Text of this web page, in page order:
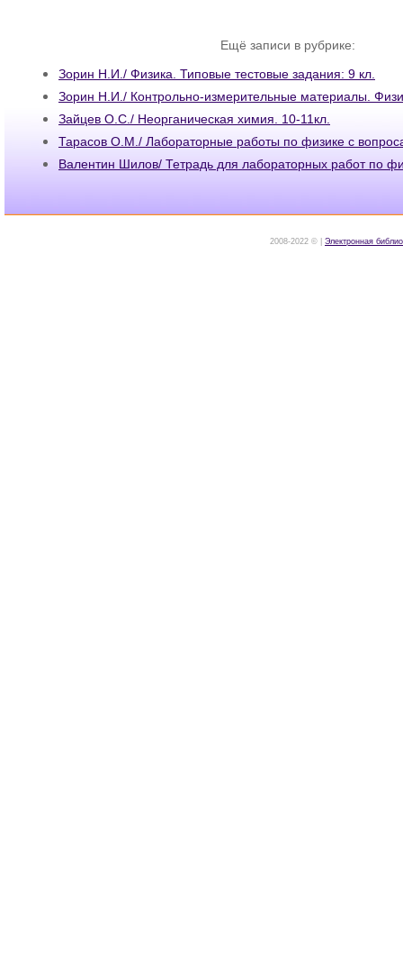
Ещё записи в рубрике:
Зорин Н.И./ Физика. Типовые тестовые задания: 9 кл.
Зорин Н.И./ Контрольно-измерительные материалы.
Зайцев О.С./ Неорганическая химия. 10-11кл.
Тарасов О.М./ Лабораторные работы по физике с
Валентин Шилов/ Тетрадь для лабораторных работ по
2008-2022 © | Электронная